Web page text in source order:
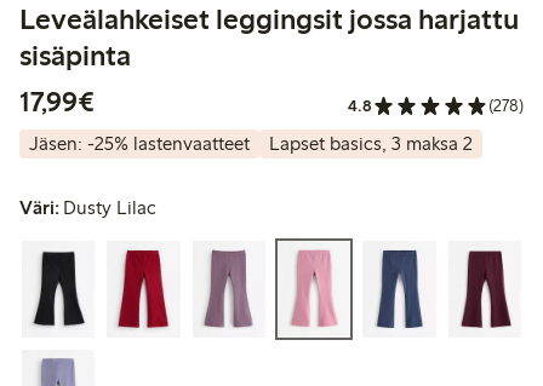
Leveälahkeiset leggingsit jossa harjattu
sisäpinta
17,99€
4.8 (278)
Jäsen: -25% lastenvaatteet Lapset basics, 3 maksa 2
Väri: Dusty Lilac